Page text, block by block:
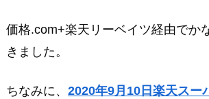
価格.com+楽天リーベイツ経由でか
きました。
ちなみに、 2020年9月10日楽天スー